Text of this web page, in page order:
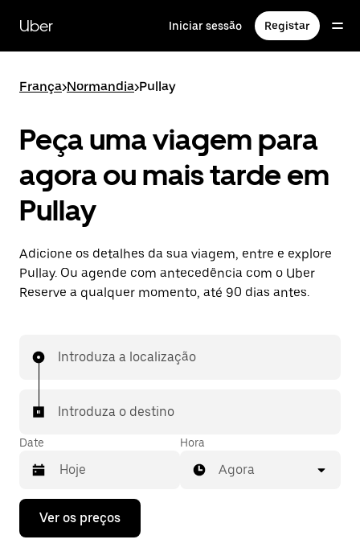
para
conteúdo
Uber Iniciar sessão Registar
França>Normandia>Pullay
Peça uma viagem para
agora ou mais tarde em
Pullay
Adicione os detalhes da sua viagem, entre e explore
Pullay. Ou agende com antecedência com o Uber
Reserve a qualquer momento, até 90 dias antes.
Introduza a localização
Introduza o destino
Date
Prima
tecla
Hora
Agora
Ver os preços